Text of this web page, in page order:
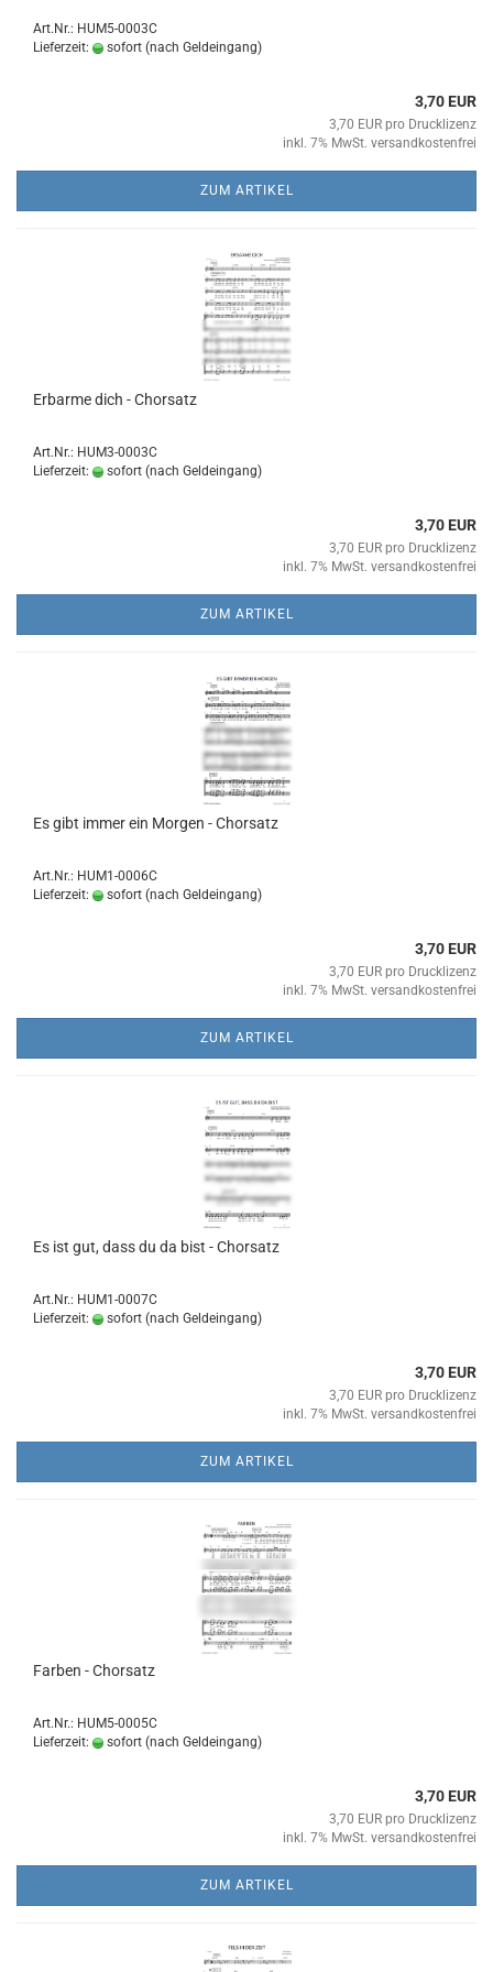
Art.Nr.: HUM5-0003C
Lieferzeit:
sofort (nach Geldeingang)
3,70 EUR
3,70 EUR pro Drucklizenz
inkl. 7% MwSt. versandkostenfrei
ZUM ARTIKEL
Er­bar­me dich - Chor­satz
Art.Nr.: HUM3-0003C
Lieferzeit:
sofort (nach Geldeingang)
3,70 EUR
3,70 EUR pro Drucklizenz
inkl. 7% MwSt. versandkostenfrei
ZUM ARTIKEL
Es gibt immer ein Mor­gen - Chor­satz
Art.Nr.: HUM1-0006C
Lieferzeit:
sofort (nach Geldeingang)
3,70 EUR
3,70 EUR pro Drucklizenz
inkl. 7% MwSt. versandkostenfrei
ZUM ARTIKEL
Es ist gut, dass du da bist - Chor­satz
Art.Nr.: HUM1-0007C
Lieferzeit:
sofort (nach Geldeingang)
3,70 EUR
3,70 EUR pro Drucklizenz
inkl. 7% MwSt. versandkostenfrei
ZUM ARTIKEL
Far­ben - Chor­satz
Art.Nr.: HUM5-0005C
Lieferzeit:
sofort (nach Geldeingang)
3,70 EUR
3,70 EUR pro Drucklizenz
inkl. 7% MwSt. versandkostenfrei
ZUM ARTIKEL